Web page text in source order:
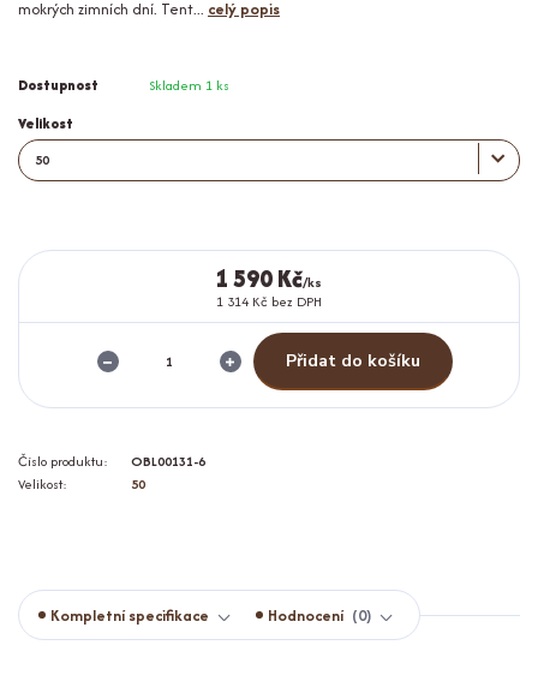
mokrých zimních dní. Tent... celý popis
Dostupnost Skladem 1 ks
Velikost
1 590 Kč/ks
1 314 Kč bez DPH
Přidat do košíku
Číslo produktu:
OBL00131-6
Velikost:
50
Kompletní specifikace Hodnocení 0